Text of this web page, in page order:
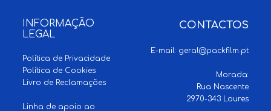
INFORMAÇÃO
LEGAL
Política de Privacidade
Política de Cookies
Livro de Reclamações
Linha de apoio ao
CONTACTOS
E-mail: geral@packfilm.pt
Morada:
Rua Nascente
2970-343 Loures